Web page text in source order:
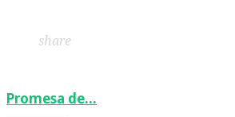
share
Promesa de…